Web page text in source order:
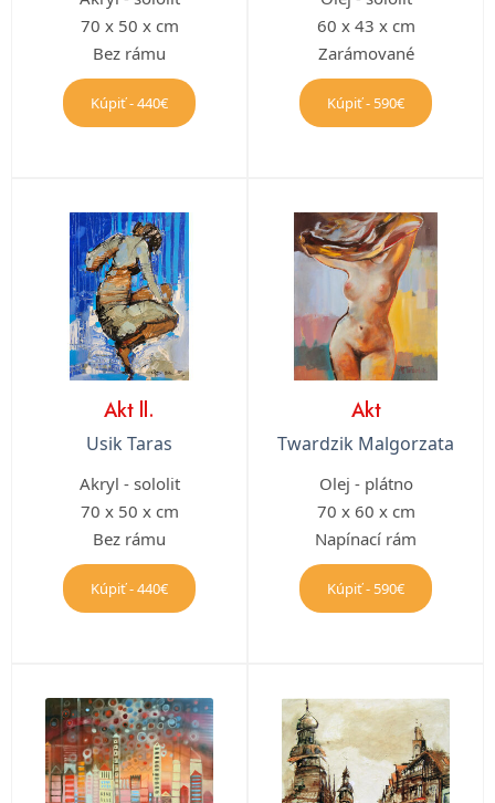
70 x 50 x cm
Bez rámu
Kúpiť - 440€
60 x 43 x cm
Zarámované
Kúpiť - 590€
Akt ll.
Usik Taras
Akryl - sololit
70 x 50 x cm
Bez rámu
Kúpiť - 440€
Akt
Twardzik Malgorzata
Olej - plátno
70 x 60 x cm
Napínací rám
Kúpiť - 590€